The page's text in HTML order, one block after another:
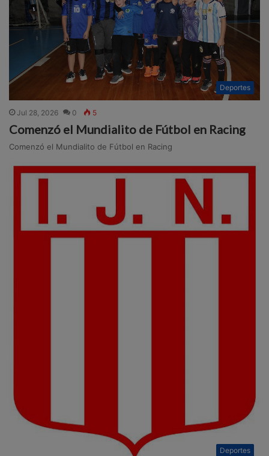
Deportes
Jul 28, 2026 0 5
Comenzó el Mundialito de Fútbol en Racing
Comenzó el Mundialito de Fútbol en Racing
Deportes